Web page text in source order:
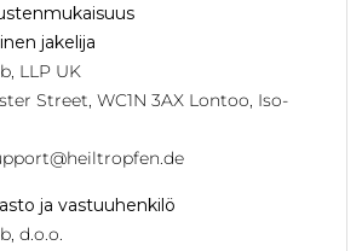
jakelija
LLP UK
Street, WC1N 3AX Lontoo, Iso-
ja vastuuhenkilö
d.o.o.